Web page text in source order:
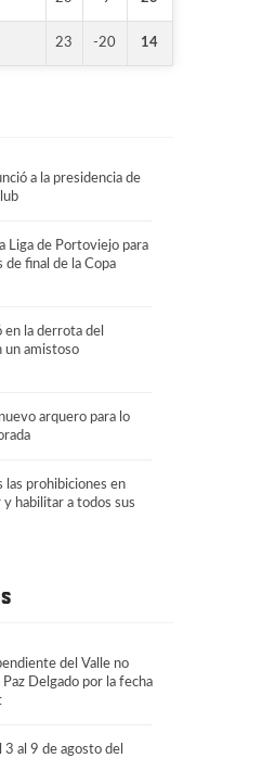
23 -20 14
a la presidencia de
Liga de Portoviejo para
de final de la Copa
en la derrota del
un amistoso
arquero para lo
las prohibiciones en
habilitar a todos sus
del Valle no
Delgado por la fecha
al 9 de agosto del